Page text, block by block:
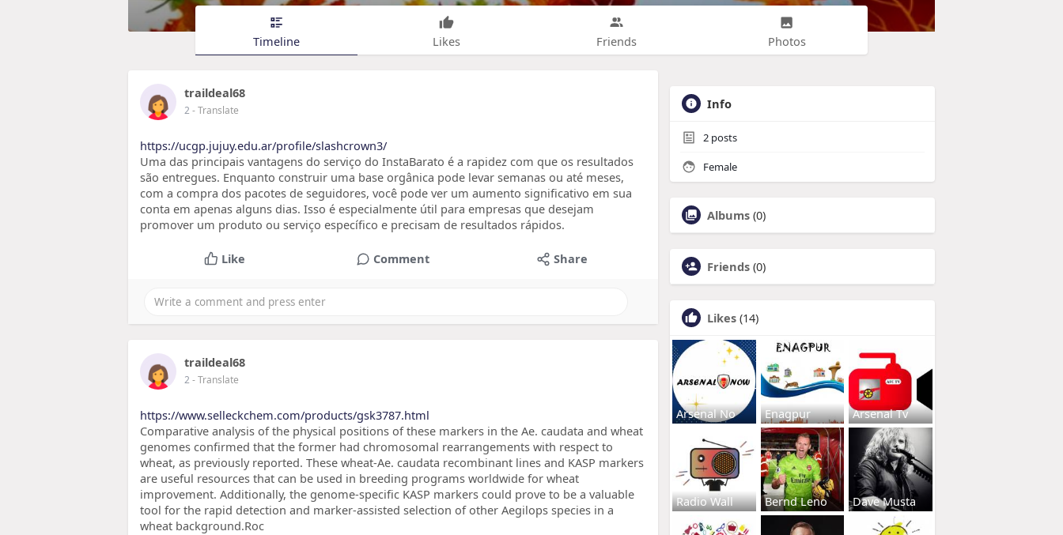
Timeline Likes Friends Photos
traildeal68
2- Translate
https://ucgp.jujuy.edu.ar/profile/slashcrown3/
Uma das principais vantagens do serviço do InstaBarato é a rapidez com que os resultados
são entregues. Enquanto construir uma base orgânica pode levar semanas ou até meses,
com a compra dos pacotes de seguidores, você pode ver um aumento significativo em sua
conta em apenas alguns dias. Isso é especialmente útil para empresas que desejam
promover um produto ou serviço específico e precisam de resultados rápidos.
Like Comment Share
traildeal68
2- Translate
https://www.selleckchem.com/products/gsk3787.html
Comparative analysis of the physical positions of these markers in the Ae. caudata and wheat
genomes confirmed that the former had chromosomal rearrangements with respect to
wheat, as previously reported. These wheat-Ae. caudata recombinant lines and KASP markers
are useful resources that can be used in breeding programs worldwide for wheat
improvement. Additionally, the genome-specific KASP markers could prove to be a valuable
tool for the rapid detection and marker-assisted selection of other Aegilops species in a
wheat background.Roc
Info
2 posts
Female
Albums (0)
Friends (0)
Likes (14)
Arsenal No Enagpur Arsenal Tv
Radio Wall Bernd Leno Dave Musta